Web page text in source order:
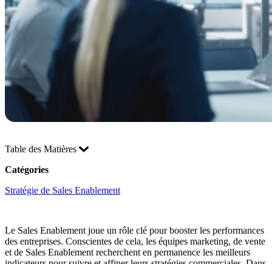
Table des Matières
Catégories
Stratégie de Sales Enablement
Le Sales Enablement joue un rôle clé pour booster les performances
des entreprises. Conscientes de cela, les équipes marketing, de vente
et de Sales Enablement recherchent en permanence les meilleurs